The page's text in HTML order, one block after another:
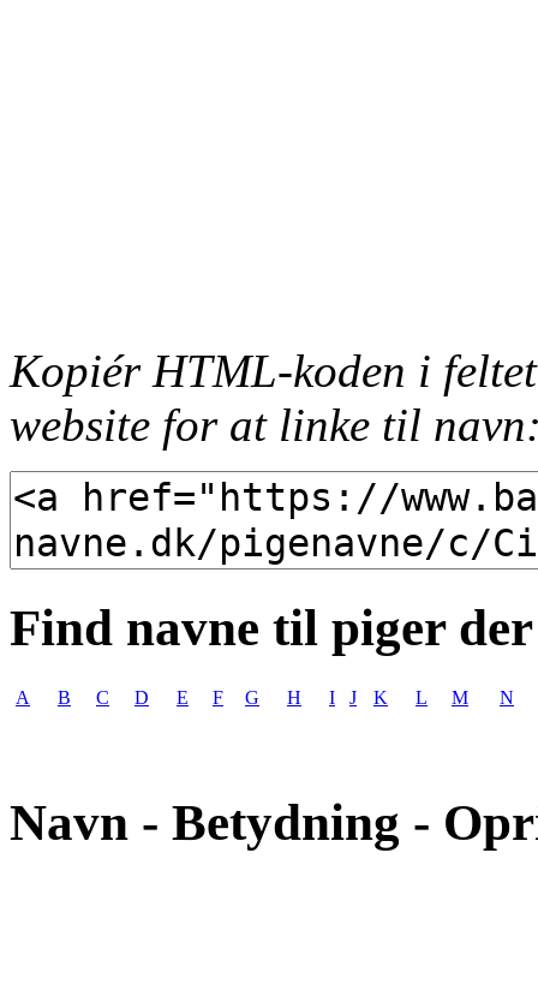
Kopiér HTML-koden i
website for at linke til
Find navne til piger
A B C D E F G H I J K L M N
Navn - Betydning -